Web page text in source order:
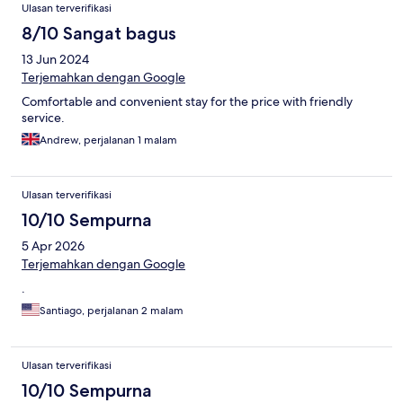
Ulasan terverifikasi
8/10 Sangat bagus
13 Jun 2024
Terjemahkan dengan Google
Comfortable and convenient stay for the price with friendly
service.
Andrew, perjalanan 1 malam
Ulasan terverifikasi
10/10 Sempurna
5 Apr 2026
Terjemahkan dengan Google
.
Santiago, perjalanan 2 malam
Ulasan terverifikasi
10/10 Sempurna